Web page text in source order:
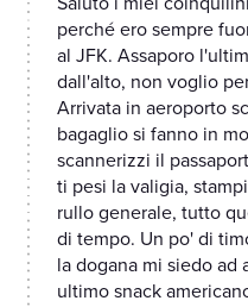
perché ero sempre
al JFK. Assaporo
dall'alto, non voglio
Arrivata in aeroporto
bagaglio si fanno in
scannerizzi il
ti pesi la valigia,
rullo generale, tutto
di tempo. Un po' di
la dogana mi siedo ad
ultimo snack